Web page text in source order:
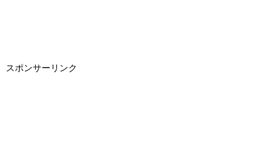
スポンサーリンク